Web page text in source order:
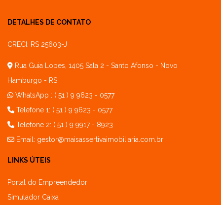
DETALHES DE CONTATO
CRECI: RS 25603-J
Rua Guia Lopes, 1405 Sala 2 - Santo Afonso - Novo
Hamburgo - RS
WhatsApp : ( 51 ) 9 9623 - 0577
Telefone 1: ( 51 ) 9 9623 - 0577
Telefone 2: ( 51 ) 9 9917 - 8923
Email: gestor@maisassertivaimobiliaria.com.br
LINKS ÚTEIS
Portal do Empreendedor
Simulador Caixa